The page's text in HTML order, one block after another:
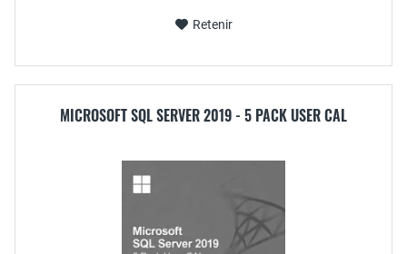
Retenir
MICROSOFT SQL SERVER 2019 - 5 PACK USER CAL